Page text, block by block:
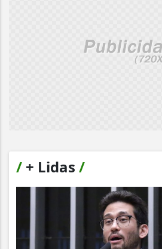
/ + Lidas /